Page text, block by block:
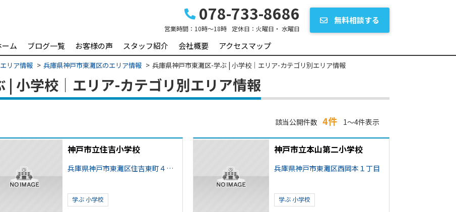
078-733-8686
営業時間： 10時～18時 定休日： 火曜日・ 水曜日
無料相談する
ーム ブログ一覧 お客様の声 スタッフ紹介 会社概要 アクセスマップ
エリア情報 兵庫県神戸市東灘区のエリア情報 兵庫県神戸市東灘区-学ぶ | 小学校｜エリア-カテゴリ別エリア情報
| 小学校｜エリア-カテゴリ別エリア情報
該当公開件数 4件 1～4件表示
神戸市立住吉小学校
兵庫県神戸市東灘区住吉東町４丁目
学ぶ 小学校
神戸市立本山第二小学校
兵庫県神戸市東灘区西岡本１丁目
学ぶ 小学校